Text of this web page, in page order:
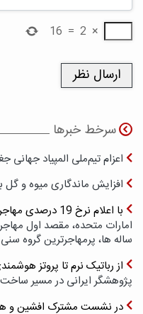
×
2
=
16
سرخط خبرها
اعزام تیم‌ملی المپیاد جهانی
افزایش ماندگاری میوه و گل
با اعلام نرخ 19 درصدی مهاجرت نخبگان عنوان شد
ساله ها، پرمهاجرترین گروه
از رباتیک نرم تا پروتز
پژوهشگر ایرانی در مسیر
در نشست مشترک افشین و